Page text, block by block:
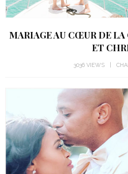
MARIAGE AU CŒUR DE LA
ET
3036 VIEWS